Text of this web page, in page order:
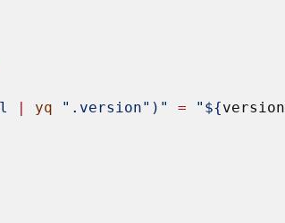
| yq ".version")" = "${version